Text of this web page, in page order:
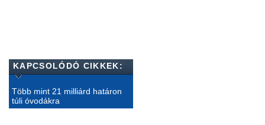
KAPCSOLÓDÓ CIKKEK:
Több mint 21 milliárd határon
túli óvodákra